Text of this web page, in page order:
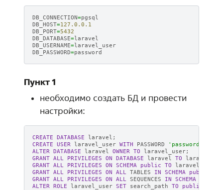
DB_CONNECTION=pgsql
DB_HOST=127.0.0.1
DB_PORT=5432
DB_DATABASE=laravel
DB_USERNAME=laravel_user
DB_PASSWORD=password
Пункт 1
необходимо создать БД и провести
настройки:
CREATE DATABASE laravel ;
CREATE USER laravel_user WITH PASSWORD 'password'
ALTER DATABASE laravel OWNER TO laravel_user;
GRANT ALL PRIVILEGES ON DATABASE laravel TO
GRANT ALL PRIVILEGES ON SCHEMA public TO laravel_user
GRANT ALL PRIVILEGES ON ALL TABLES IN SCHEMA public
GRANT ALL PRIVILEGES ON ALL SEQUENCES IN SCHEMA
ALTER ROLE laravel_user SET search_path TO public